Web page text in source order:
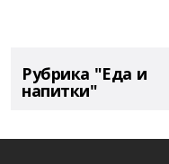
Рубрика "Еда и
напитки"